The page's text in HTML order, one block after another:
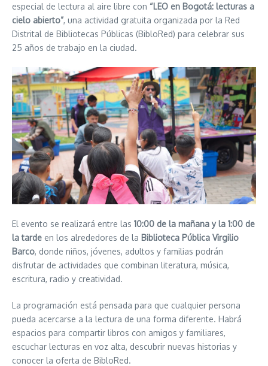
especial de lectura al aire libre con “LEO en Bogotá: lecturas a
cielo abierto”, una actividad gratuita organizada por la Red
Distrital de Bibliotecas Públicas (BibloRed) para celebrar sus
25 años de trabajo en la ciudad.
El evento se realizará entre las 10:00 de la mañana y la 1:00 de
la tarde en los alrededores de la Biblioteca Pública Virgilio
Barco, donde niños, jóvenes, adultos y familias podrán
disfrutar de actividades que combinan literatura, música,
escritura, radio y creatividad.
La programación está pensada para que cualquier persona
pueda acercarse a la lectura de una forma diferente. Habrá
espacios para compartir libros con amigos y familiares,
escuchar lecturas en voz alta, descubrir nuevas historias y
conocer la oferta de BibloRed.